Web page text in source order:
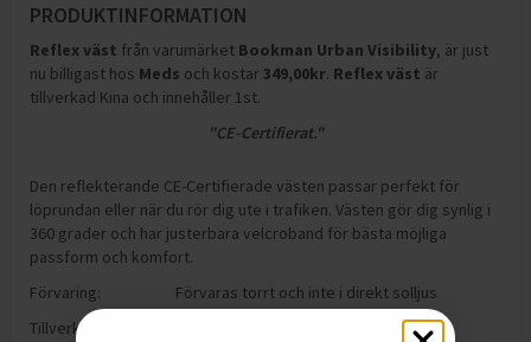
PRODUKTINFORMATION
Reflex väst från varumärket Bookman Urban Visibility, är just
nu billigast hos Meds och kostar 349,00kr. Reflex väst är
tillverkad Kina och innehåller 1st.
"CE-Certifierat."
Den reflekterande CE-Certifierade västen passar perfekt för
löprundan eller när du rör dig ute i trafiken. Västen gör dig synlig i
360 grader och har justerbara velcroband för bästa möjliga
passform och komfort.
Förvaring:
Förvaras torrt och inte i direkt solljus
Tillverkning: